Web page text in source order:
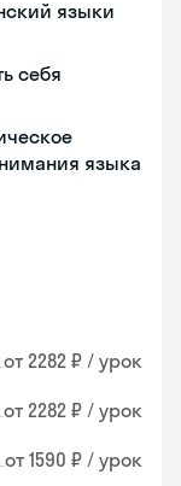
языки
себя
языка
от 2282 ₽ / урок
от 2282 ₽ / урок
от 1590 ₽ / урок